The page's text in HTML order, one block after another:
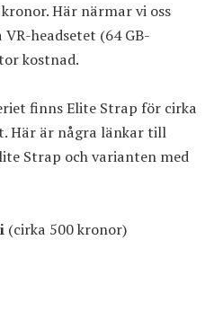
Här närmar vi oss
headsetet (64 GB-
kostnad.
finns Elite Strap för cirka
Här är några länkar till
Strap och varianten med
(cirka 500 kronor)